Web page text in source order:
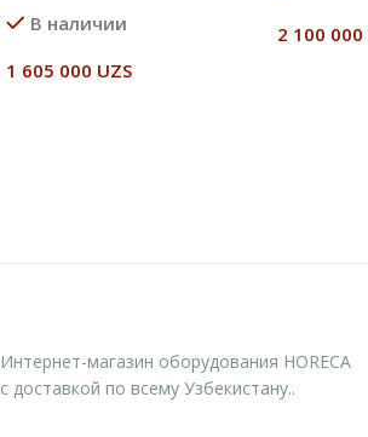
В наличии
1 605 000 UZS
2 100 000
Интернет-магазин оборудования HORECA
с доставкой по всему Узбекистану..